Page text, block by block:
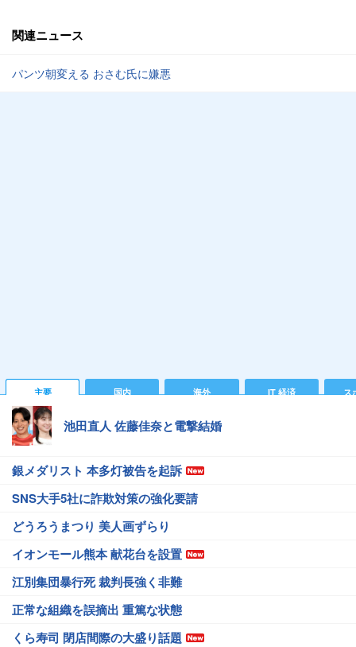
関連ニュース
パンツ朝変える おさむ氏に嫌悪
主要 国内 海外 IT 経済 ス
池田直人 佐藤佳奈と電撃結婚
銀メダリスト 本多灯被告を起訴
SNS大手5社に詐欺対策の強化要請
どうろうまつり 美人画ずらり
イオンモール熊本 献花台を設置
江別集団暴行死 裁判長強く非難
正常な組織を誤摘出 重篤な状態
くら寿司 閉店間際の大盛り話題